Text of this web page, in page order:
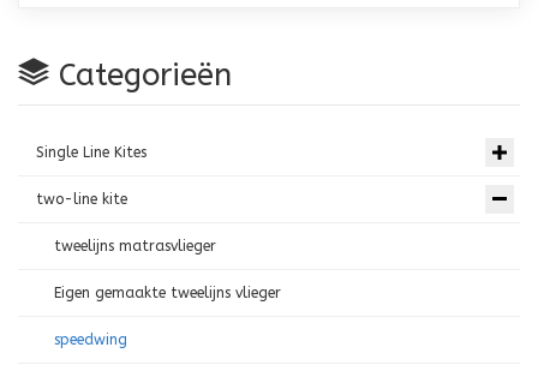
Categorieën
Single Line Kites
two-line kite
tweelijns matrasvlieger
Eigen gemaakte tweelijns vlieger
speedwing